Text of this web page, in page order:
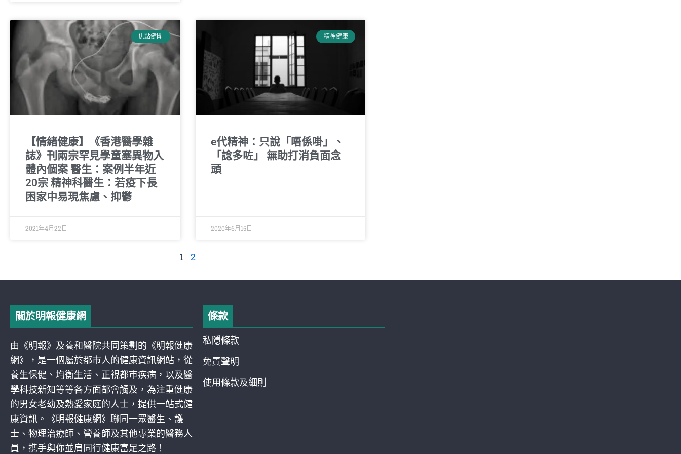
焦點健聞
【情緒健康】《香港醫學雜
誌》刊兩宗罕見學童塞異物入
體內個案 醫生：案例半年近
20宗 精神科醫生：若疫下長
困家中易現焦慮、抑鬱
2021年4月22日
精神健康
e代精神：只說「唔係啩」、
「諗多咗」 無助打消負面念
頭
2020年6月15日
1 2
關於明報健康網
由《明報》及養和醫院共同策劃的《明報健康
網》，是一個屬於都巿人的健康資訊網站，從
養生保健、均衡生活、正視都巿疾病，以及醫
學科技新知等等各方面都會觸及，為注重健康
的男女老幼及熱愛家庭的人士，提供一站式健
康資訊。《明報健康網》聯同一眾醫生、護
士、物理治療師、營養師及其他專業的醫務人
員，携手與你並肩同行健康富足之路！
條款
私隱條款
免責聲明
使用條款及細則